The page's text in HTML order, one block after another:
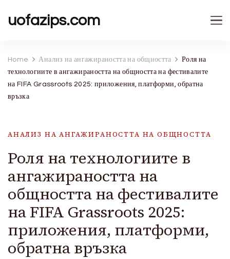
uofazips.com
Home Анализ на ангажираността на общността
Роля на
технологиите в ангажираността на общността на фестивалите
на FIFA Grassroots 2025: приложения, платформи, обратна
връзка
АНАЛИЗ НА АНГАЖИРАНОСТТА НА ОБЩНОСТТА
Роля на технологиите в
ангажираността на
общността на фестивалите
на FIFA Grassroots 2025:
приложения, платформи,
обратна връзка